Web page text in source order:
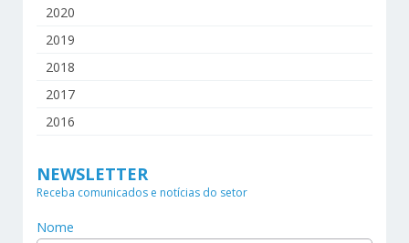
2020
2019
2018
2017
2016
NEWSLETTER
Receba comunicados e notícias do setor
Nome